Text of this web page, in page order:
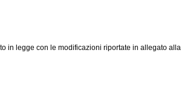
in legge con le modificazioni riportate in allegato alla